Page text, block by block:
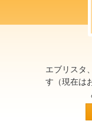
エブリスタ
す（現在は